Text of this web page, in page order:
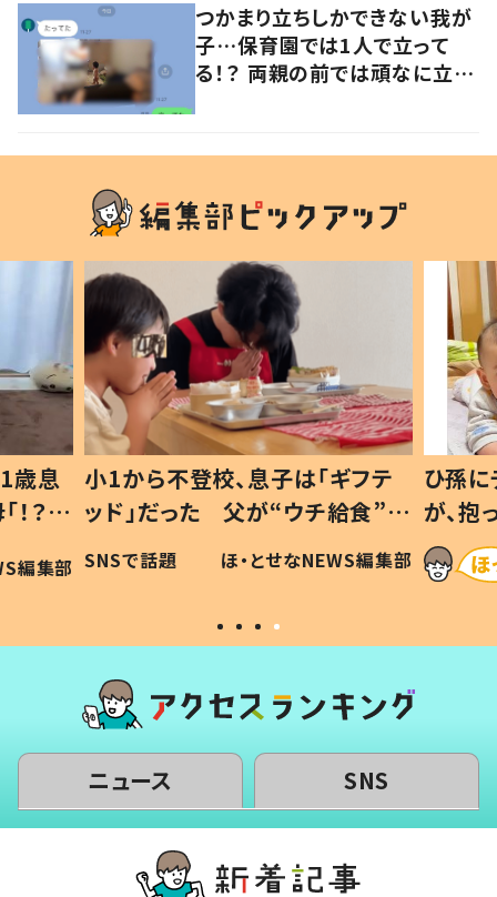
つかまり立ちしかできない我が
子…保育園では1人で立って
る！？ 両親の前では頑なに立た
歳息
？」
編集部
小1から不登校、息子は「ギフテ
ッド」だった 父が“ウチ給食”を
作り続ける理由とは #令和の親
#令和の子
SNSで話題 ほ・とせなNEWS編集部
ひ孫
が、
「涙が
い」
ニュース SNS